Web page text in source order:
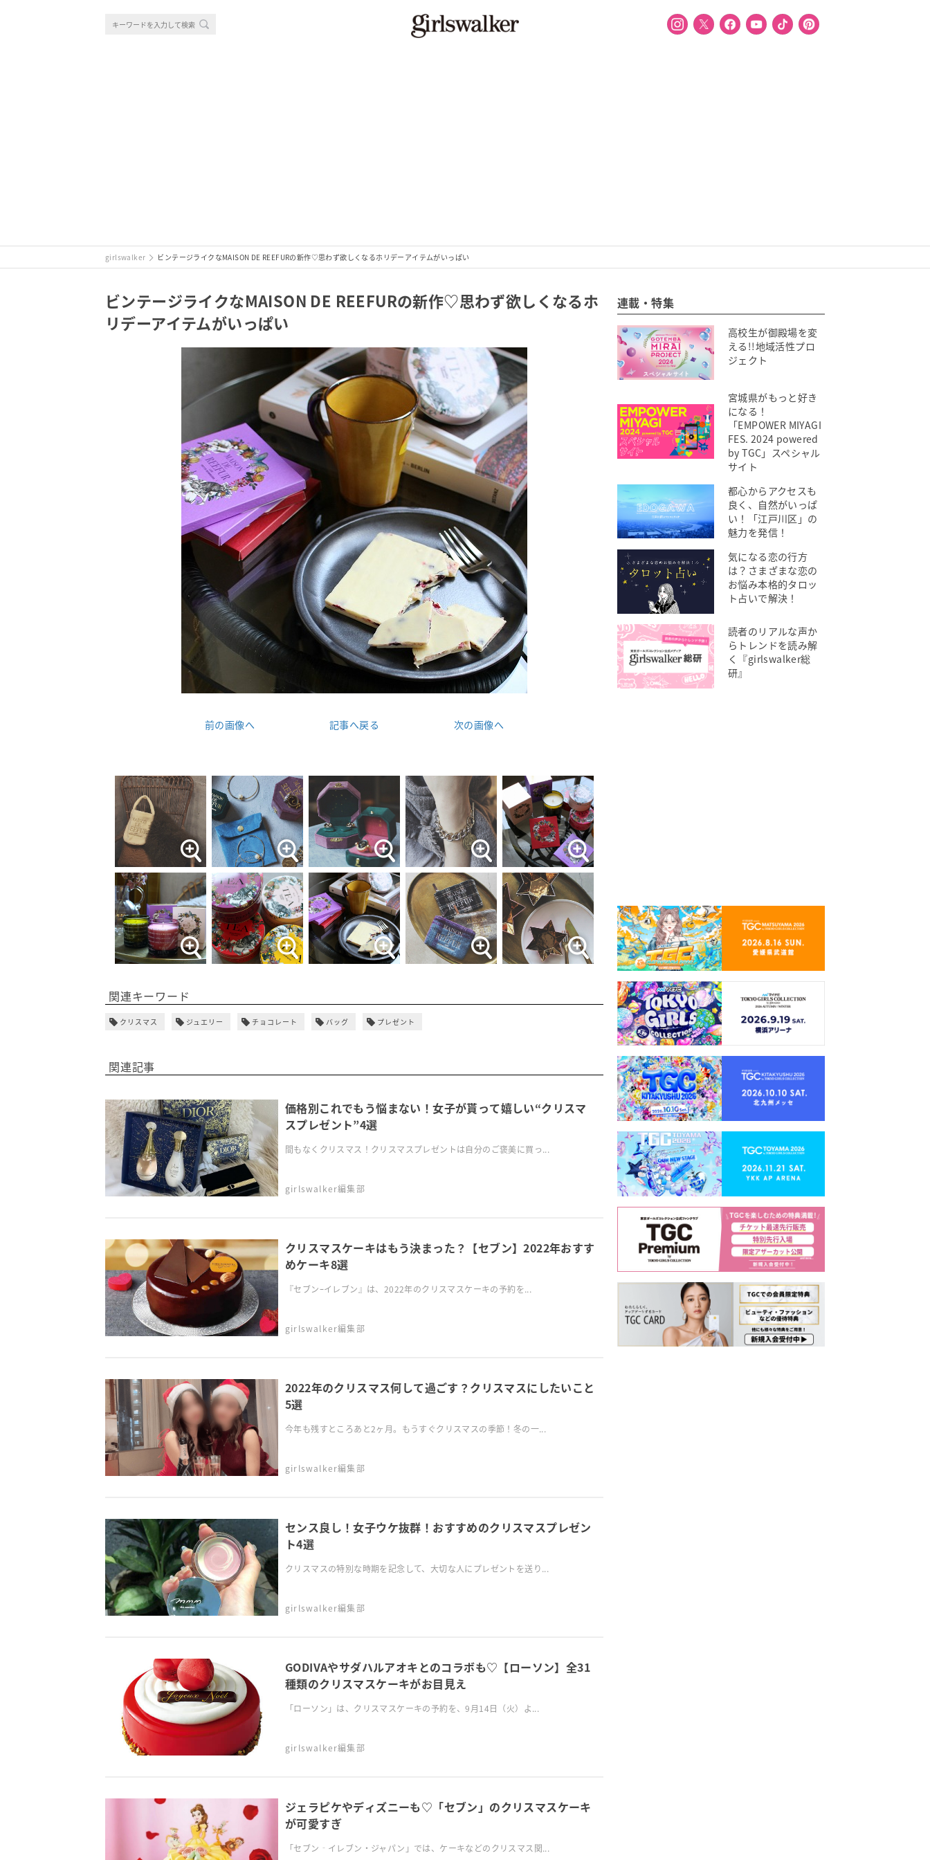
girlswalker ビンテージライクなMAISON DE REEFURの新作♡思わず欲しくなるホリデーアイテムがいっぱい
ビンテージライクなMAISON DE REEFURの新作♡思わず欲しくなるホ
リデーアイテムがいっぱい
前の画像へ 記事へ戻る 次の画像へ
関連キーワード
クリスマス ジュエリー チョコレート バッグ プレゼント
関連記事
価格別これでもう悩まない！女子が貰って嬉しい“クリスマ
スプレゼント”4選
間もなくクリスマス！クリスマスプレゼントは自分のご褒美に買っ...
girlswalker編集部
クリスマスケーキはもう決まった？【セブン】2022年おすす
めケーキ8選
『セブンｰイレブン』は、2022年のクリスマスケーキの予約を...
girlswalker編集部
2022年のクリスマス何して過ごす？クリスマスにしたいこと
5選
今年も残すところあと2ヶ月。もうすぐクリスマスの季節！冬の一...
girlswalker編集部
センス良し！女子ウケ抜群！おすすめのクリスマスプレゼン
ト4選
クリスマスの特別な時期を記念して、大切な人にプレゼントを送り...
girlswalker編集部
GODIVAやサダハルアオキとのコラボも♡【ローソン】全31
種類のクリスマスケーキがお目見え
「ローソン」は、クリスマスケーキの予約を、9月14日（火）よ...
girlswalker編集部
ジェラピケやディズニーも♡「セブン」のクリスマスケーキ
が可愛すぎ
「セブン‐イレブン・ジャパン」では、ケーキなどのクリスマス関...
連載・特集
高校生が御殿場を変
える!!地域活性プロ
ジェクト
宮城県がもっと好き
になる！
「EMPOWER MIYAGI
FES. 2024 powered
by TGC」スペシャル
サイト
都心からアクセスも
良く、自然がいっぱ
い！「江戸川区」の
魅力を発信！
気になる恋の行方
は？さまざまな恋の
お悩み本格的タロッ
ト占いで解決！
読者のリアルな声か
らトレンドを読み解
く『girlswalker総
研』